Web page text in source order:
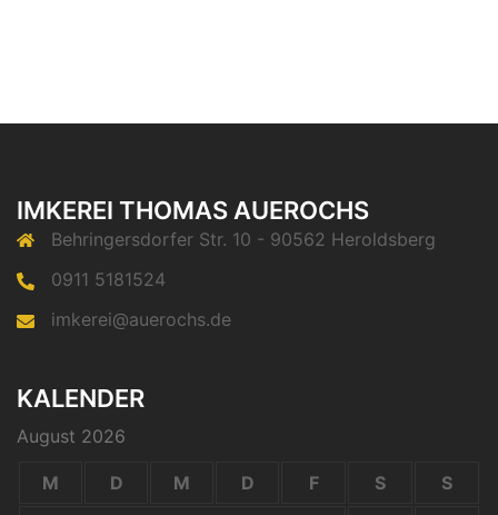
IMKEREI THOMAS AUEROCHS
Behringersdorfer Str. 10 - 90562 Heroldsberg
0911 5181524
imkerei@auerochs.de
KALENDER
August 2026
M D M D F S
S